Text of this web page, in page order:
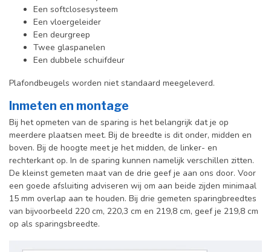
Een softclosesysteem
Een vloergeleider
Een deurgreep
Twee glaspanelen
Een dubbele schuifdeur
Plafondbeugels worden niet standaard meegeleverd.
Inmeten en montage
Bij het opmeten van de sparing is het belangrijk dat je op
meerdere plaatsen meet. Bij de breedte is dit onder, midden en
boven. Bij de hoogte meet je het midden, de linker- en
rechterkant op. In de sparing kunnen namelijk verschillen zitten.
De kleinst gemeten maat van de drie geef je aan ons door. Voor
een goede afsluiting adviseren wij om aan beide zijden minimaal
15 mm overlap aan te houden. Bij drie gemeten sparingbreedtes
van bijvoorbeeld 220 cm, 220,3 cm en 219,8 cm, geef je 219,8 cm
op als sparingsbreedte.